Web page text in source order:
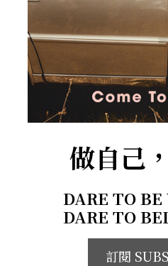
做自己
DARE TO BE
DARE TO
訂閱